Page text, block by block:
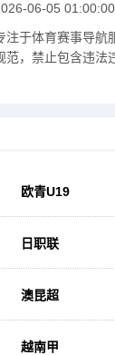
06-05 01:00:00
注于体育赛事导航
范，禁止包含违法
欧青U19
日职联
澳昆超
越南甲